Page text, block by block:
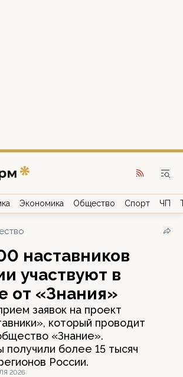
Экономика Общество Спорт ЧП
наставников
участвуют в
от «Знания»
заявок на проект
который проводит
«Знание».
получили более 15 тысяч
России.
2026